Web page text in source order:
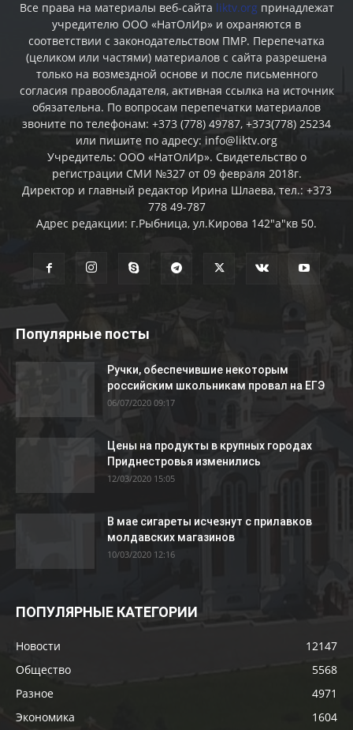
Все права на материалы веб-сайта liktv.org принадлежат
учредителю ООО «НатОлИр» и охраняются в
соответствии с законодательством ПМР. Перепечатка
(целиком или частями) материалов c сайта разрешена
только на возмездной основе и после письменного
согласия правообладателя, активная ссылка на источник
обязательна. По вопросам перепечатки материалов
звоните по телефонам: +373 (778) 49787, +373(778) 25234
или пишите по адресу: info@liktv.org
Учредитель: ООО «НатОлИр». Свидетельство о
регистрации СМИ №327 от 09 февраля 2018г.
Директор и главный редактор Ирина Шлаева, тел.: +373
778 49-787
Адрес редакции: г.Рыбница, ул.Кирова 142"а"кв 50.
Популярные посты
Ручки, обеспечившие некоторым
российским школьникам провал на ЕГЭ
06/07/2020 09:17
Цены на продукты в крупных городах
Приднестровья изменились
12/03/2020 15:05
В мае сигареты исчезнут с прилавков
молдавских магазинов
10/03/2020 12:16
ПОПУЛЯРНЫЕ КАТЕГОРИИ
Новости
12147
Общество
5568
Разное
4971
Экономика
1604